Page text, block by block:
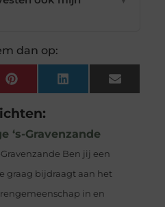
dan op:
Pinterest LinkedIn Email
‘s-Gravenzande
Ben jij een
graag bijdraagt aan het
in en